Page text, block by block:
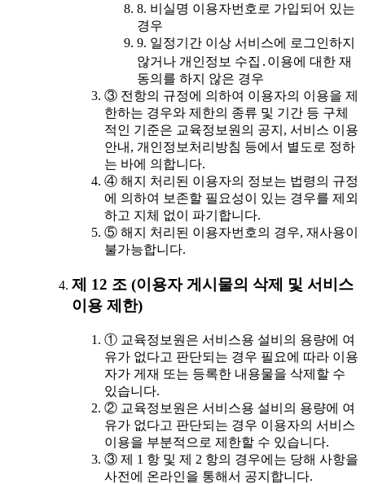
8. 비실명 이용자번호로 가입되어 있는
경우
9. 일정기간 이상 서비스에 로그인하지
않거나 개인정보 수집․이용에 대한 재
동의를 하지 않은 경우
③ 전항의 규정에 의하여 이용자의 이용을 제
한하는 경우와 제한의 종류 및 기간 등 구체
적인 기준은 교육정보원의 공지, 서비스 이용
안내, 개인정보처리방침 등에서 별도로 정하
는 바에 의합니다.
④ 해지 처리된 이용자의 정보는 법령의 규정
에 의하여 보존할 필요성이 있는 경우를 제외
하고 지체 없이 파기합니다.
⑤ 해지 처리된 이용자번호의 경우, 재사용이
불가능합니다.
제 12 조 (이용자 게시물의 삭제 및 서비스
이용 제한)
① 교육정보원은 서비스용 설비의 용량에 여
유가 없다고 판단되는 경우 필요에 따라 이용
자가 게재 또는 등록한 내용물을 삭제할 수
있습니다.
② 교육정보원은 서비스용 설비의 용량에 여
유가 없다고 판단되는 경우 이용자의 서비스
이용을 부분적으로 제한할 수 있습니다.
③ 제 1 항 및 제 2 항의 경우에는 당해 사항을
사전에 온라인을 통해서 공지합니다.